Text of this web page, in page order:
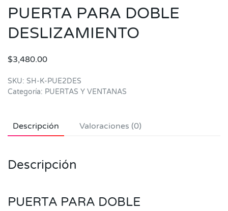
PUERTA PARA DOBLE
DESLIZAMIENTO
$3,480.00
SKU: SH-K-PUE2DES
Categoría: PUERTAS Y VENTANAS
Descripción Valoraciones (0)
Descripción
PUERTA PARA DOBLE